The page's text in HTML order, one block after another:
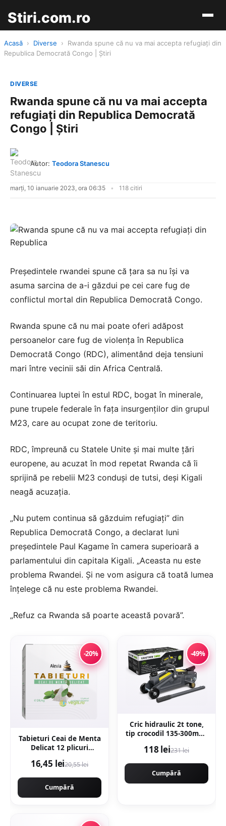
Stiri.com.ro
Acasă › Diverse ›
Rwanda spune că nu va mai accepta refugiați din
Republica Democrată Congo | Știri
DIVERSE
Rwanda spune că nu va mai accepta
refugiați din Republica Democrată
Congo | Știri
Autor: Teodora Stanescu
marți, 10 ianuarie 2023, ora 06:35 118 citiri
Președintele rwandei spune că țara sa nu își va
asuma sarcina de a-i găzdui pe cei care fug de
conflictul mortal din Republica Democrată Congo.
Rwanda spune că nu mai poate oferi adăpost
persoanelor care fug de violența în Republica
Democrată Congo (RDC), alimentând deja tensiuni
mari între vecinii săi din Africa Centrală.
Continuarea luptei în estul RDC, bogat în minerale,
pune trupele federale în fața insurgenților din grupul
M23, care au ocupat zone de teritoriu.
RDC, împreună cu Statele Unite și mai multe țări
europene, au acuzat în mod repetat Rwanda că îi
sprijină pe rebelii M23 conduși de tutsi, deși Kigali
neagă acuzația.
„Nu putem continua să găzduim refugiați” din
Republica Democrată Congo, a declarat luni
președintele Paul Kagame în camera superioară a
parlamentului din capitala Kigali. „Aceasta nu este
problema Rwandei. Și ne vom asigura că toată lumea
înțelege că nu este problema Rwandei.
„Refuz ca Rwanda să poarte această povară”.
-20%
Tabieturi Ceai de Menta
Delicat 12 plicuri
16,45 lei20,55 lei
Cumpără
-49%
Cric hidraulic 2t tone,
tip crocodil 135-300mm,
KRAFTNER KF-4927
118 lei231 lei
Cumpără